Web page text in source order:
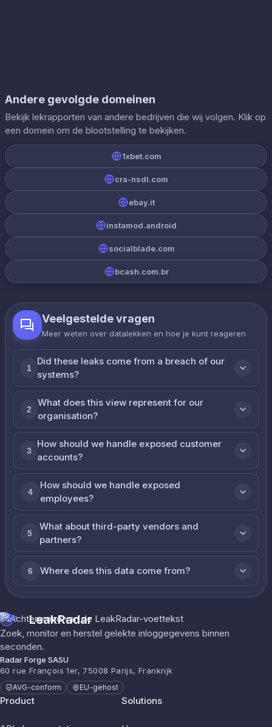
Andere gevolgde domeinen
Bekijk lekrapporten van andere bedrijven die wij volgen. Klik op
een domein om de blootstelling te bekijken.
1xbet.com
cra-nsdl.com
ebay.it
instamod.android
socialblade.com
bcash.com.br
Veelgestelde vragen
Meer weten over datalekken en hoe je kunt reageren
1
Did these leaks come from a breach of our
systems?
2
What does this view represent for our
organisation?
3
How should we handle exposed customer
accounts?
4
How should we handle exposed
employees?
5
What about third-party vendors and
partners?
6 Where does this data come from?
LeakRadar
Zoek, monitor en herstel gelekte inloggegevens binnen
seconden.
Radar Forge SASU
60 rue François 1er, 75008 Parijs, Frankrijk
AVG-conform EU-gehost
Product Solutions